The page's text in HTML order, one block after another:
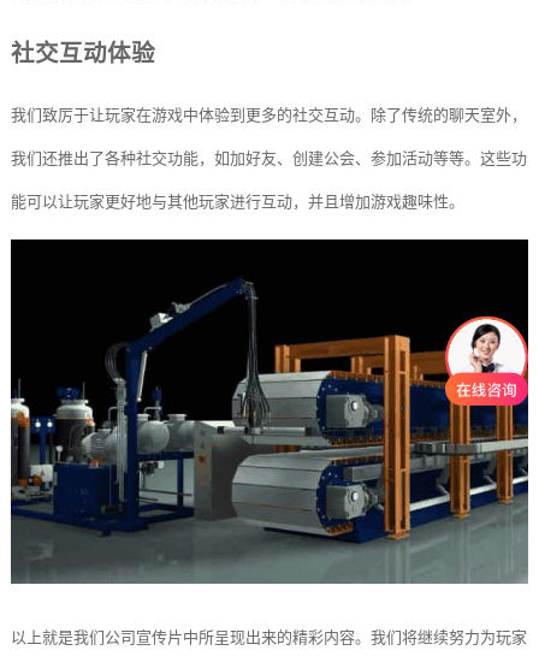
社交互动体验
我们致厉于让玩家在游戏中体验到更多的社交互动。除了传统的聊天室外，
我们还推出了各种社交功能，如加好友、创建公会、参加活动等等。这些功
能可以让玩家更好地与其他玩家进行互动，并且增加游戏趣味性。
以上就是我们公司宣传片中所呈现出来的精彩内容。我们将继续努力为玩家